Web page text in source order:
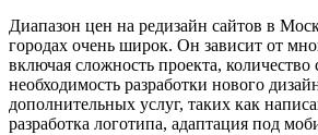
Диапазон цен на редизайн сайтов в
городах очень широк. Он зависит от
включая сложность проекта, количество
необходимость разработки нового
дополнительных услуг, таких как
разработка логотипа, адаптация под